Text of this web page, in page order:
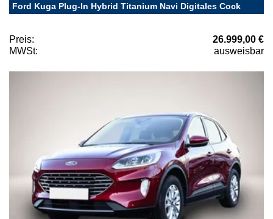
Ford Kuga Plug-In Hybrid Titanium Navi Digitales Cock
Preis:
26.999,00 €
MWSt:
ausweisbar